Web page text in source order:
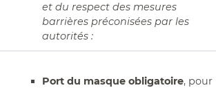
et du respect des mesures
barrières préconisées par les
autorités :
Port du masque obligatoire, pour